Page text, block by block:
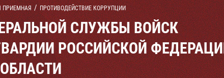
ПРИЕМНАЯ ПРОТИВОДЕЙСТВИЕ КОРРУПЦИИ
СЛУЖБЫ ВОЙСК
РОССИЙСКОЙ